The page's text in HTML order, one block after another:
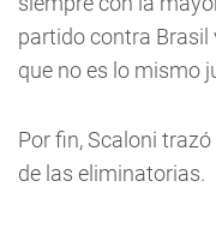
partido contra Brasil
que no es lo mismo
Por fin, Scaloni
de las eliminatorias.